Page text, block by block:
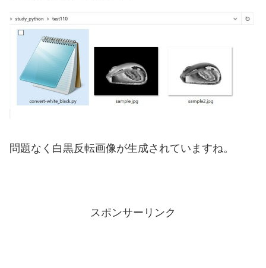
問題なく白黒反転画像が生成されていますね。
スポンサーリンク